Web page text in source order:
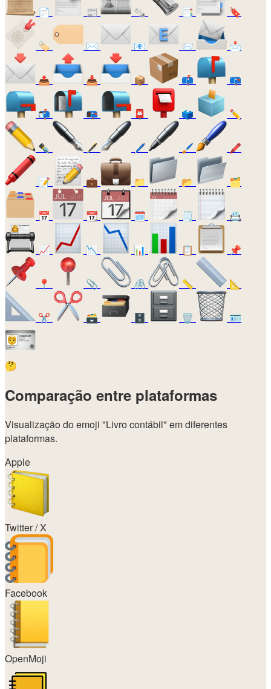
📄 📰 🗞️ 📑 🔖
🏷️ ✉️ 📧 📨 📩
📤 📥 📦 📫 📪
📬 📭 📮 🗳️ ✏️
✒️ 🖋️ 🖊️ 🖌️ 🖍️
📝 💼 📁 📂 🗂️
📅 📆 🗓️ 🗒️ 📇
📈 📉 📊 📋 📌
📍 📎 🖇️ 📏 📐
✂️ 🗃️ 🗄️ 🗑️ 🪪
🤔
Comparação entre plataformas
Visualização do emoji "Livro contábil" em diferentes
plataformas.
Apple
Twitter / X
Facebook
OpenMoji